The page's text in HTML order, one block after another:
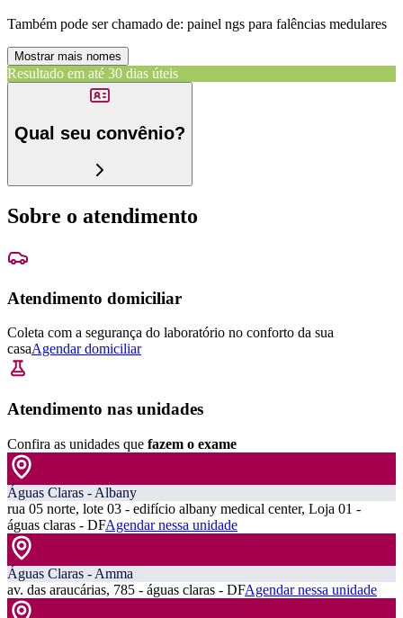
Também pode ser chamado de: painel ngs para falências medulares
Mostrar mais nomes
Resultado em até 30 dias úteis
Qual seu convênio?
Sobre o atendimento
Atendimento domiciliar
Coleta com a segurança do laboratório no conforto da sua
casaAgendar domiciliar
Atendimento nas unidades
Confira as unidades que fazem o exame
Águas Claras - Albany
rua 05 norte, lote 03 - edifício albany medical center, Loja 01 -
águas claras - DFAgendar nessa unidade
Águas Claras - Amma
av. das araucárias, 785 - águas claras - DFAgendar nessa unidade